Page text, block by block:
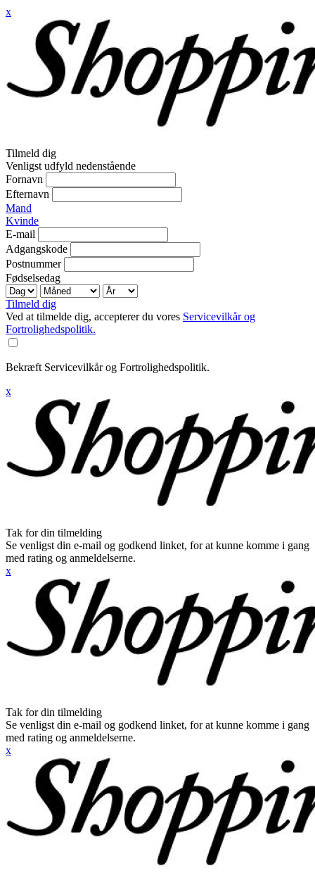
x
Tilmeld dig
Venligst udfyld nedenstående
Fornavn
Efternavn
Mand
Kvinde
E-mail
Adgangskode
Postnummer
Fødselsedag
Tilmeld dig
Ved at tilmelde dig, accepterer du vores Servicevilkår og
Fortrolighedspolitik.
Bekræft Servicevilkår og Fortrolighedspolitik.
x
Tak for din tilmelding
Se venligst din e-mail og godkend linket, for at kunne komme i gang
med rating og anmeldelserne.
x
Tak for din tilmelding
Se venligst din e-mail og godkend linket, for at kunne komme i gang
med rating og anmeldelserne.
x